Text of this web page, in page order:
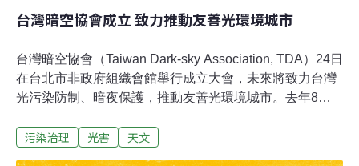
台灣暗空協會成立 致力推動友善光環境城市
台灣暗空協會（Taiwan Dark-sky Association, TDA）24日
在台北市非政府組織會館舉行成立大會，未來將致力台灣
光污染防制、暗夜保護，推動友善光環境城市。去年8
Dark-sky Association, IDA）認可，成為亞洲第三個暗空
污染治理 光害 天文